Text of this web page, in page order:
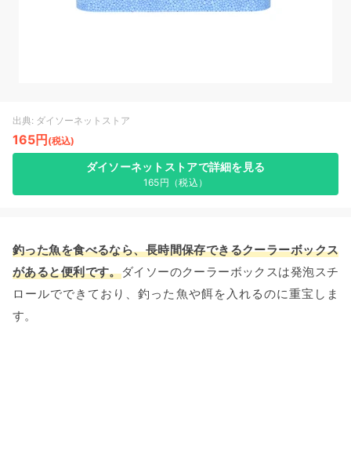
出典: ダイソーネットストア
165円 (税込)
ダイソーネットストアで詳細を見る
165円（税込）
釣った魚を食べるなら、長時間保存できるクーラーボックス
があると便利です。ダイソーのクーラーボックスは発泡スチ
ロールでできており、釣った魚や餌を入れるのに重宝しま
す。